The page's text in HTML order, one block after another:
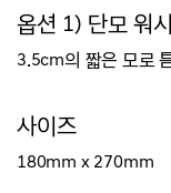
옵션 1) 단모 워
3.5cm의 짧은 모로
사이즈
180mm x 270mm